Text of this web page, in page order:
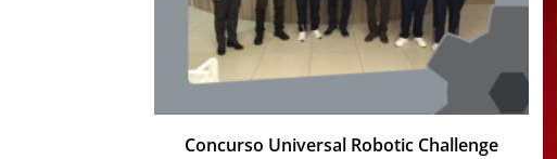
Concurso Universal Robotic Challenge